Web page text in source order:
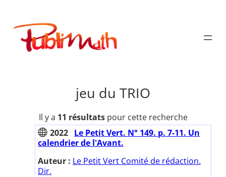
contenu
Publimath
jeu du TRIO
Il y a 11 résultatspour cette recherche
2022 Le Petit Vert. N° 149. p. 7-11. Un
calendrier de l'Avant.
Auteur : Le Petit Vert Comité de rédaction.
Dir.